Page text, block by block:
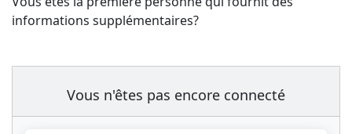
informations supplémentaires?
Vous n'êtes pas encore connecté